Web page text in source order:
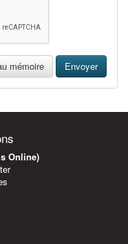
mémoire Envoyer
Online)